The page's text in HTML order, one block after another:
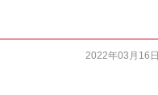
2022年03月16日